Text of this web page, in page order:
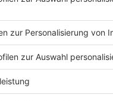
Newsletter